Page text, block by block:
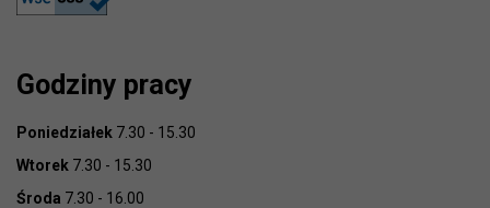
Godziny pracy
Poniedziałek 7.30 - 15.30
Wtorek 7.30 - 15.30
Środa 7.30 - 16.00